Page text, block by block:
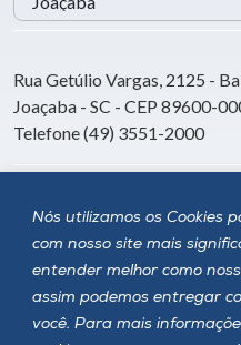
Nós utilizamos os Cookies
com nosso site mais
entender melhor como
assim podemos entregar
você. Para mais
Rua Getúlio Vargas, 2125 -
Joaçaba - SC - CEP 89600-
Telefone (49) 3551-2000
Siga a Unoesc